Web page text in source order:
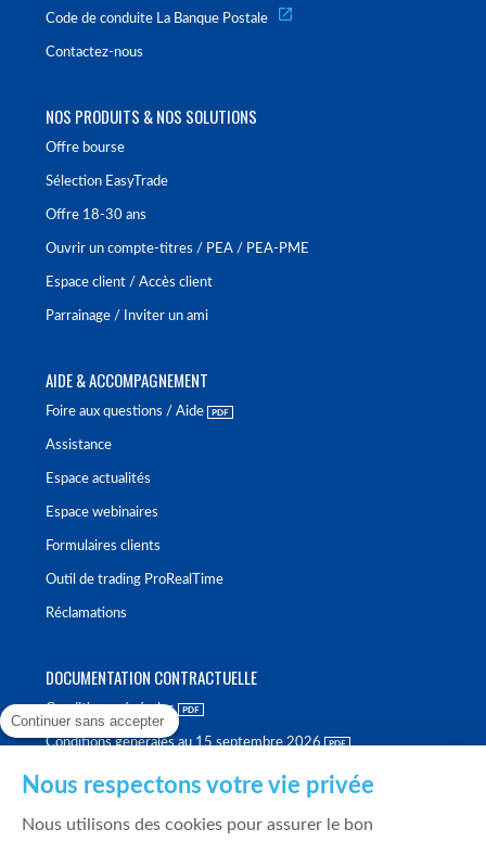
Code de conduite La Banque Postale
Contactez-nous
NOS PRODUITS & NOS SOLUTIONS
Offre bourse
Sélection EasyTrade
Offre 18-30 ans
Ouvrir un compte-titres / PEA / PEA-PME
Espace client / Accès client
Parrainage / Inviter un ami
AIDE & ACCOMPAGNEMENT
Foire aux questions / Aide
Assistance
Espace actualités
Espace webinaires
Formulaires clients
Outil de trading ProRealTime
Réclamations
DOCUMENTATION CONTRACTUELLE
Conditions générales
Conditions générales au 15 septembre 2026
Continuer sans accepter
Nous respectons votre vie privée
Nous utilisons des cookies pour assurer le bon